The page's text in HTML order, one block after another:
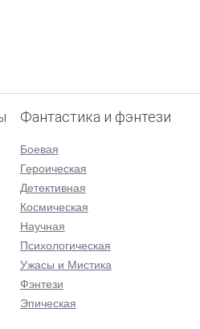
Фантастика и фэнтези
Боевая
Героическая
Детективная
Космическая
Научная
Психологическая
Ужасы и Мистика
Фэнтези
Эпическая